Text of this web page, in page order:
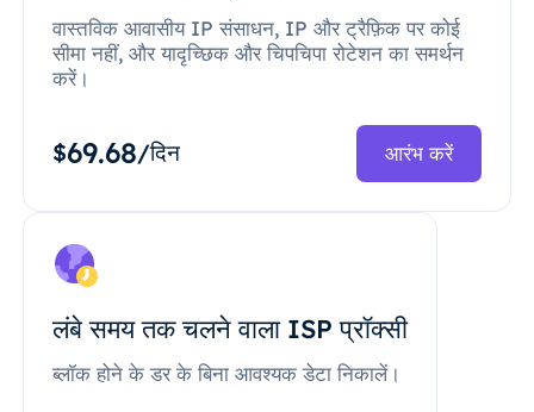
वास्तविक आवासीय IP संसाधन, IP और ट्रैफ़िक पर कोई
सीमा नहीं, और यादृच्छिक और चिपचिपा रोटेशन का समर्थन
करें।
$69.68/दिन आरंभ करें
लंबे समय तक चलने वाला ISP प्रॉक्सी
ब्लॉक होने के डर के बिना आवश्यक डेटा निकालें।